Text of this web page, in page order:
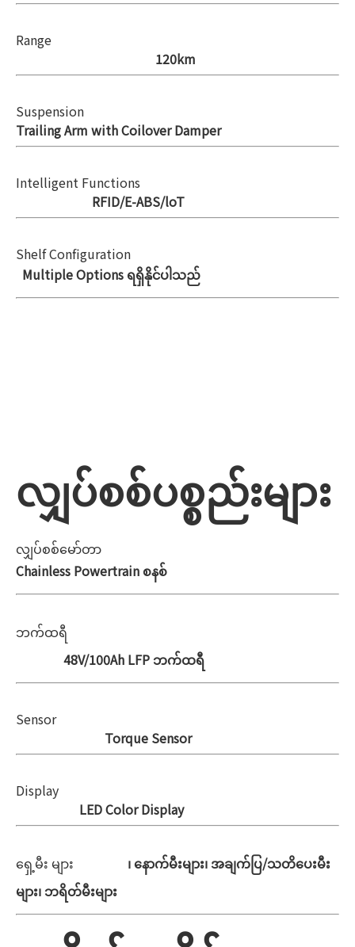
Range
120km
Suspension
Trailing Arm with Coilover Damper
Intelligent Functions
RFID/E-ABS/loT
Shelf Configuration
Multiple Options ရရှိနိုင်ပါသည်
လျှပ်စစ်ပစ္စည်းများ
လျှပ်စစ်မော်တာ
Chainless Powertrain စနစ်
ဘက်ထရီ
48V/100Ah LFP ဘက်ထရီ
Sensor
Torque Sensor
Display
LED Color Display
ရှေ့မီး များ ၊ နောက်မီးများ၊ အချက်ပြ/သတိပေးမီး
များ၊ ဘရိတ်မီးများ